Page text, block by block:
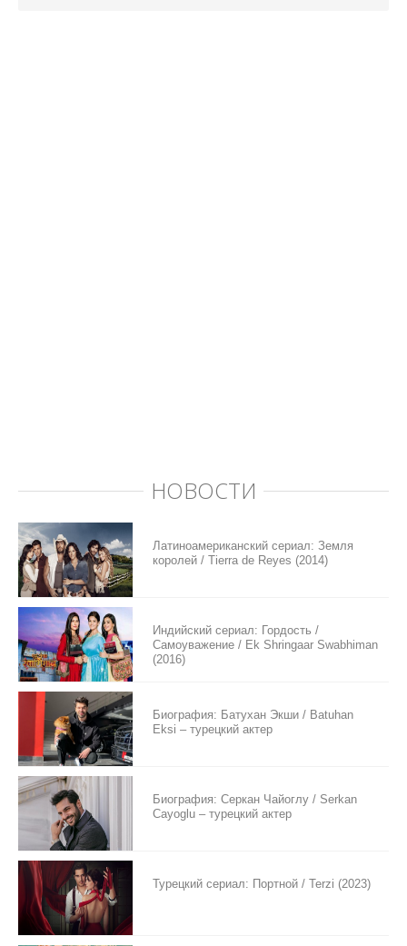
НОВОСТИ
Латиноамериканский сериал: Земля
королей / Tierra de Reyes (2014)
Индийский сериал: Гордость /
Самоуважение / Ek Shringaar Swabhiman
(2016)
Биография: Батухан Экши / Batuhan
Eksi – турецкий актер
Биография: Серкан Чайоглу / Serkan
Cayoglu – турецкий актер
Турецкий сериал: Портной / Terzi (2023)